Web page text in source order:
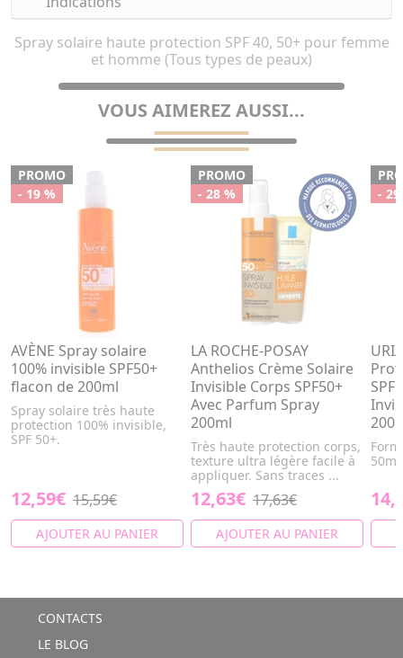
Spray solaire haute protection SPF 40, 50+ pour femme
et homme (Tous types de peaux)
VOUS AIMEREZ AUSSI...
PROMO
- 19 %
AVÈNE Spray solaire
100% invisible SPF50+
flacon de 200ml
Spray solaire très haute
protection 100% invisible,
SPF 50+.
12,59€ 15,59€
AJOUTER AU PANIER
PROMO
- 28 %
LA ROCHE-POSAY
Anthelios Crème Solaire
Invisible Corps SPF50+
Avec Parfum Spray
200ml
Très haute protection corps,
texture ultra légère facile à
appliquer. Sans traces ...
12,63€ 17,63€
AJOUTER AU PANIER
-
CONTACTS
LE BLOG